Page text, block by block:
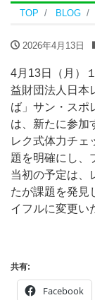
TOP BLOG
2026年4月13日
4月13日（月）
益財団法人日本
ば」サン・スポ
は、新たに参加
レク式体力チェ
題を明確にし、
当初の予定は、
たが課題を発見
イフルに変更い
共有:
Facebook